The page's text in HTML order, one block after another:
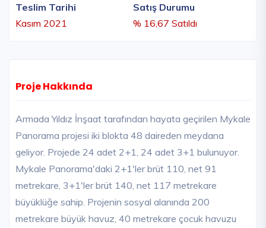
Teslim Tarihi
Kasım 2021
Satış Durumu
% 16,67 Satıldı
Proje Hakkında
Armada Yıldız İnşaat tarafından hayata geçirilen Mykale
Panorama projesi iki blokta 48 daireden meydana
geliyor. Projede 24 adet 2+1, 24 adet 3+1 bulunuyor.
Mykale Panorama'daki 2+1'ler brüt 110, net 91
metrekare, 3+1'ler brüt 140, net 117 metrekare
büyüklüğe sahip. Projenin sosyal alanında 200
metrekare büyük havuz, 40 metrekare çocuk havuzu